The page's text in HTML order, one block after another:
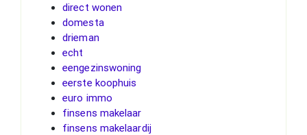
direct wonen
domesta
drieman
echt
eengezinswoning
eerste koophuis
euro immo
finsens makelaar
finsens makelaardij